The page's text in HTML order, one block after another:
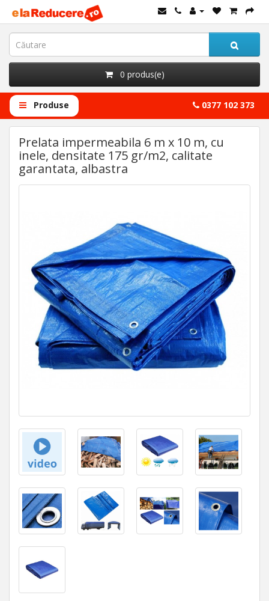
0 produs(e)
Produse 0377 102 373
Prelata impermeabila 6 m x 10 m, cu
inele, densitate 175 gr/m2, calitate
garantata, albastra